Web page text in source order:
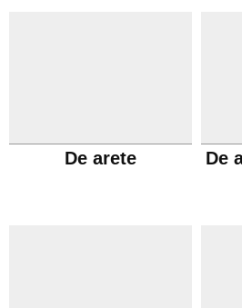
De arete De